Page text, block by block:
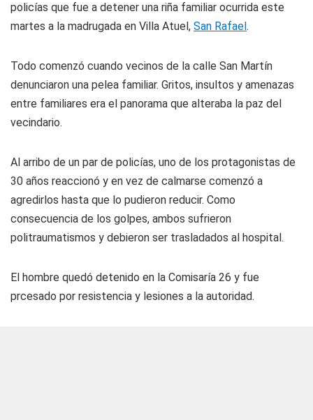
policías que fue a detener una riña familiar ocurrida este
martes a la madrugada en Villa Atuel, San Rafael.
Todo comenzó cuando vecinos de la calle San Martín
denunciaron una pelea familiar. Gritos, insultos y amenazas
entre familiares era el panorama que alteraba la paz del
vecindario.
Al arribo de un par de policías, uno de los protagonistas de
30 años reaccionó y en vez de calmarse comenzó a
agredirlos hasta que lo pudieron reducir. Como
consecuencia de los golpes, ambos sufrieron
politraumatismos y debieron ser trasladados al hospital.
El hombre quedó detenido en la Comisaría 26 y fue
prcesado por resistencia y lesiones a la autoridad.